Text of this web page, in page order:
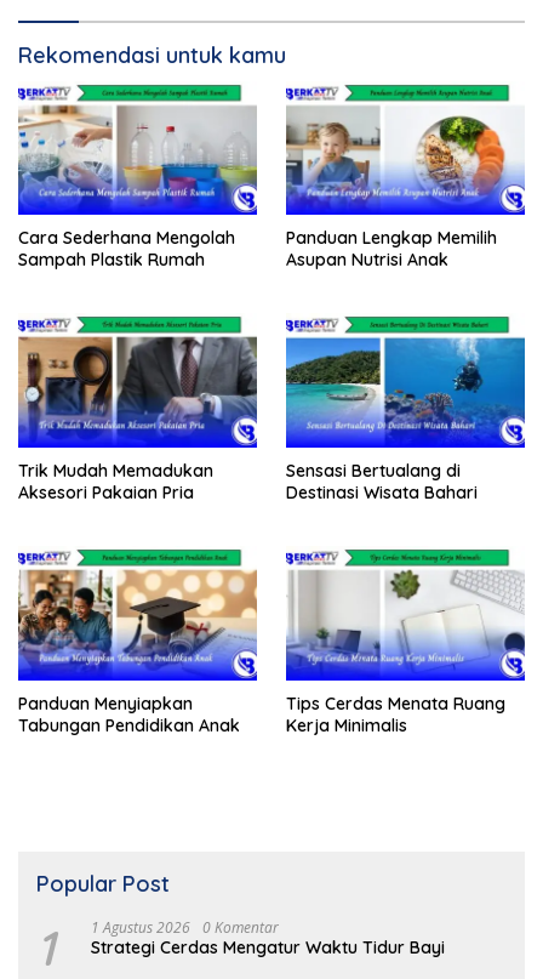
Rekomendasi untuk kamu
Cara Sederhana Mengolah
Sampah Plastik Rumah
Panduan Lengkap Memilih
Asupan Nutrisi Anak
Trik Mudah Memadukan
Aksesori Pakaian Pria
Sensasi Bertualang di
Destinasi Wisata Bahari
Panduan Menyiapkan
Tabungan Pendidikan Anak
Tips Cerdas Menata Ruang
Kerja Minimalis
Popular Post
1 1 Agustus 2026 0 Komentar
Strategi Cerdas Mengatur Waktu Tidur Bayi